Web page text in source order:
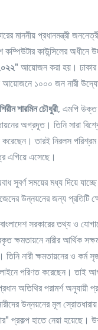
মাননীয় প্রধানমন্ত্রী
কম্পিউটার কাউন্সিলের
" আয়োজন করা হয়। ঢাকার
১০০০ জন নারী
শারমিন চৌধুরী, এমপি উক্ত
অগ্রদূত। তিনি সারা
করেছেন। তারই নিরলস
এগিয়ে এসেছে।
সুবর্ণ সময়ের মধ্য দিয়ে
উন্নয়নের জন্য প্রতিটি
সরকারের তথ্য ও
ক্ষমতায়নে নারীর আর্থিক
তিনি নারী ক্ষমতায়নের ও
পরিণত করেছেন। তাই
অতিথির পরামর্শ
উন্নয়নের মূল
প্রকল্প হাতে নেয়া হয়েছে।